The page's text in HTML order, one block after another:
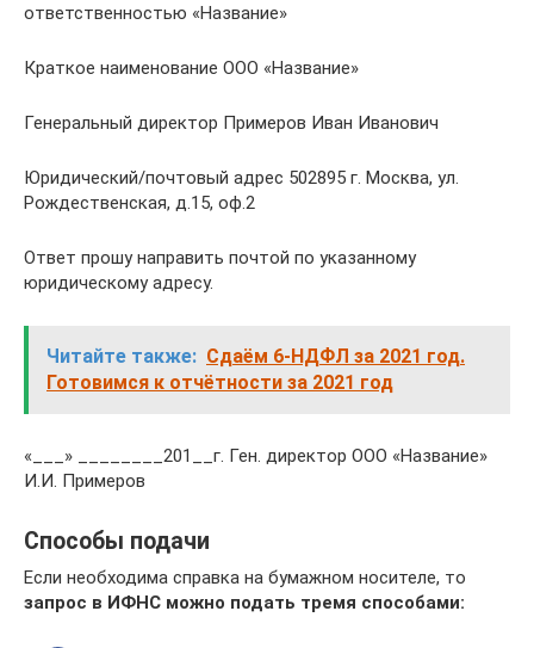
ответственностью «Название»
Краткое наименование ООО «Название»
Генеральный директор Примеров Иван Иванович
Юридический/почтовый адрес 502895 г. Москва, ул.
Рождественская, д.15, оф.2
Ответ прошу направить почтой по указанному
юридическому адресу.
Читайте также: Сдаём 6-НДФЛ за 2021 год.
Готовимся к отчётности за 2021 год
«___» ________201__г. Ген. директор ООО «Название»
И.И. Примеров
Способы подачи
Если необходима справка на бумажном носителе, то
запрос в ИФНС можно подать тремя способами: